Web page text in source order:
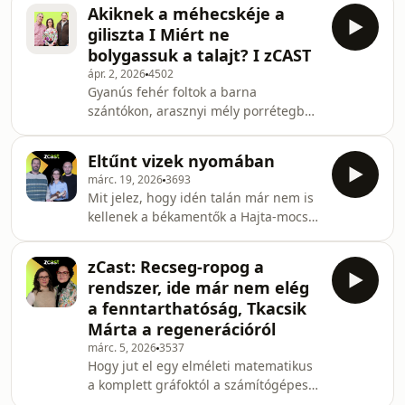
között ez is kiderül a z
Mégis sok helyen követik az utóbbi
gyakorlatot. Erről is szó esik a zCast
erdős adásában, melynek vendége
Aszalós Réka erdőökológus. Mennyi
erdőnk van, és hogy állunk
nemzetközi összehasonlításban? Mitől
egészséges egy erdő? Min vitáznak az
erdőgazdálkodók és a te
Akiknek a méhecskéje a
giliszta I Miért ne
bolygassuk a talajt? I zCAST
ápr. 2, 20264502
Gyanús fehér foltok a barna
szántókon, arasznyi mély porrétegbe
azok közül, amik megmutatják,
mennyire kizsigereltük a talajainkat.
Állapotromlásuk már a
termésmennyiségekre is kihat, de
visszafordíható. A zCast hallgatói
Berend Ferenc agrármérnök, és
Gribek Dániel agrárújságíró
segítségével merülhetnek el a
talajszelvé
Eltűnt vizek nyomában
márc. 19, 20263693
Mit jelez, hogy idén talán már nem is
kellenek a békamentők a Hajta-mocsár
Vesztfáliában? A Kárpát-medence
kiszárításáról, ennek katasztrófális
hatásairól, és a lehetséges
megoldásokról esik szó a zCast friss,
vizes adásában. A vizes élőhelyek
regenerációjának kérdéseit Csala
Dániellel, a Nem víznek való vidék
zCast: Recseg-ropog a
rendszer, ide már nem elég
a fenntarthatóság, Tkacsik
Márta a regenerációról
márc. 5, 20263537
Hogy jut el egy elméleti matematikus
a komplett gráfoktól a számítógépes